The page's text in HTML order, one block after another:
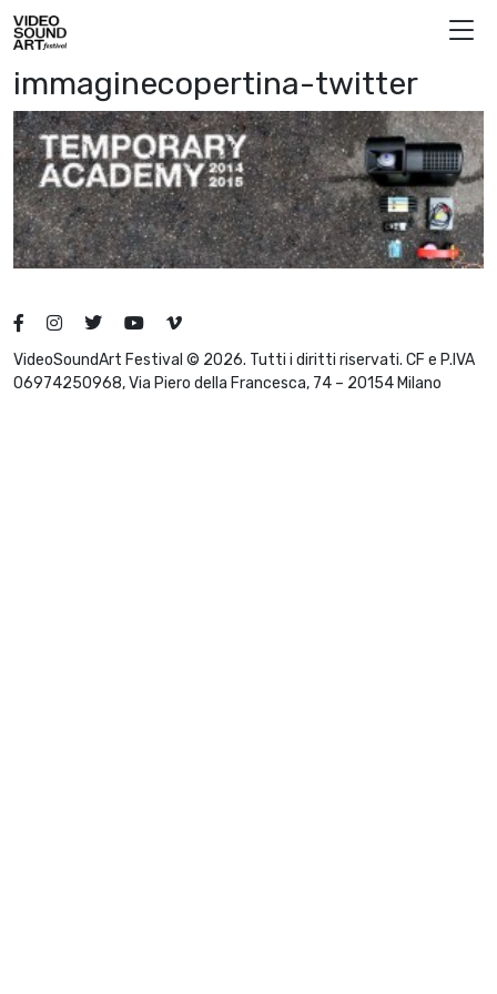
Vai al contenuto
Video Sound Art
immaginecopertina-twitter
VideoSoundArt Festival © 2026. Tutti i diritti riservati. CF e P.IVA
06974250968, Via Piero della Francesca, 74 – 20154 Milano